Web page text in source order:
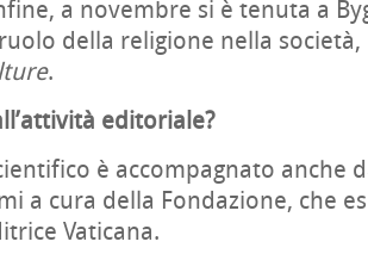
a novembre si è tenuta a
della religione nella
.
editoriale?
è accompagnato anche
a cura della Fondazione, che
Vaticana.